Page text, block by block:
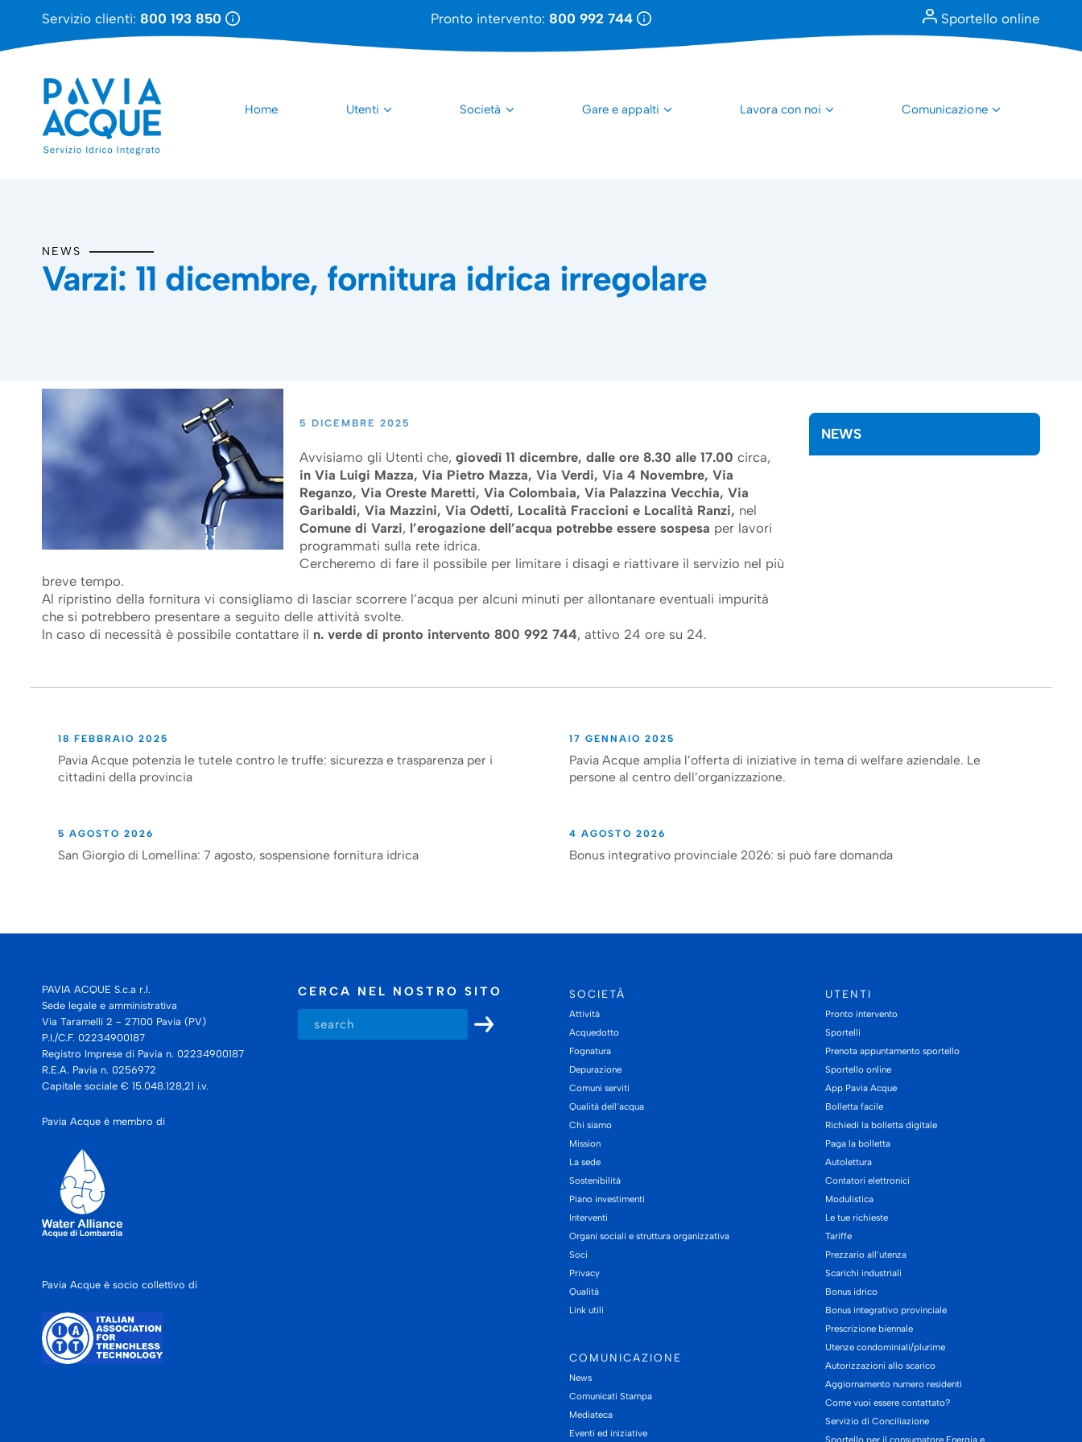
Servizio clienti: 800 193 850 Pronto intervento: 800 992 744 Sportello online
Home Utenti Società Gare e appalti Lavora con noi Comunicazione
NEWS
Varzi: 11 dicembre, fornitura idrica irregolare
5 DICEMBRE 2025
Avvisiamo gli Utenti che, giovedì 11 dicembre, dalle ore 8.30 alle 17.00 circa,
in Via Luigi Mazza, Via Pietro Mazza, Via Verdi, Via 4 Novembre, Via
Reganzo, Via Oreste Maretti, Via Colombaia, Via Palazzina Vecchia, Via
Garibaldi, Via Mazzini, Via Odetti, Località Fraccioni e Località Ranzi, nel
Comune di Varzi, l’erogazione dell’acqua potrebbe essere sospesa per lavori
programmati sulla rete idrica.
Cercheremo di fare il possibile per limitare i disagi e riattivare il servizio nel più
breve tempo.
Al ripristino della fornitura vi consigliamo di lasciar scorrere l’acqua per alcuni minuti per allontanare eventuali impurità
che si potrebbero presentare a seguito delle attività svolte.
In caso di necessità è possibile contattare il n. verde di pronto intervento 800 992 744, attivo 24 ore su 24.
NEWS
18 FEBBRAIO 2025
Pavia Acque potenzia le tutele contro le truffe: sicurezza e trasparenza per i
cittadini della provincia
17 GENNAIO 2025
Pavia Acque amplia l’offerta di iniziative in tema di welfare aziendale. Le
persone al centro dell’organizzazione.
5 AGOSTO 2026
San Giorgio di Lomellina: 7 agosto, sospensione fornitura idrica
4 AGOSTO 2026
Bonus integrativo provinciale 2026: si può fare domanda
PAVIA ACQUE S.c.a r.l.
Sede legale e amministrativa
Via Taramelli 2 - 27100 Pavia (PV)
P.I./C.F. 02234900187
Registro Imprese di Pavia n. 02234900187
R.E.A. Pavia n. 0256972
Capitale sociale € 15.048.128,21 i.v.
Pavia Acque è membro di
Pavia Acque è socio collettivo di
CERCA NEL NOSTRO SITO SOCIETÀ
Attività
Acquedotto
Fognatura
Depurazione
Comuni serviti
Qualità dell’acqua
Chi siamo
Mission
La sede
Sostenibilità
Piano investimenti
Interventi
Organi sociali e struttura organizzativa
Soci
Privacy
Qualità
Link utili
COMUNICAZIONE
News
Comunicati Stampa
Mediateca
Eventi ed iniziative
UTENTI
Pronto intervento
Sportelli
Prenota appuntamento sportello
Sportello online
App Pavia Acque
Bolletta facile
Richiedi la bolletta digitale
Paga la bolletta
Autolettura
Contatori elettronici
Modulistica
Le tue richieste
Tariffe
Prezzario all’utenza
Scarichi industriali
Bonus idrico
Bonus integrativo provinciale
Prescrizione biennale
Utenze condominiali/plurime
Autorizzazioni allo scarico
Aggiornamento numero residenti
Come vuoi essere contattato?
Servizio di Conciliazione
Sportello per il consumatore Energia e